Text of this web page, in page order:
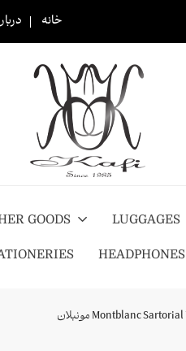
خانه
GOODS LUGGAGES
HEADPHONES